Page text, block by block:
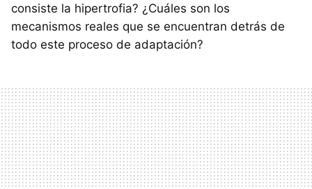
consiste la hipertrofia? ¿Cuáles son los
mecanismos reales que se encuentran detrás de
todo este proceso de adaptación?